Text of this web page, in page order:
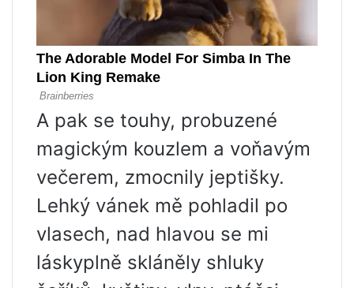
A pak se touhy, probuzené
magickým kouzlem a voňavým
večerem, zmocnily jeptišky.
Lehký vánek mě pohladil po
vlasech, nad hlavou se mi
láskyplně skláněly shluky